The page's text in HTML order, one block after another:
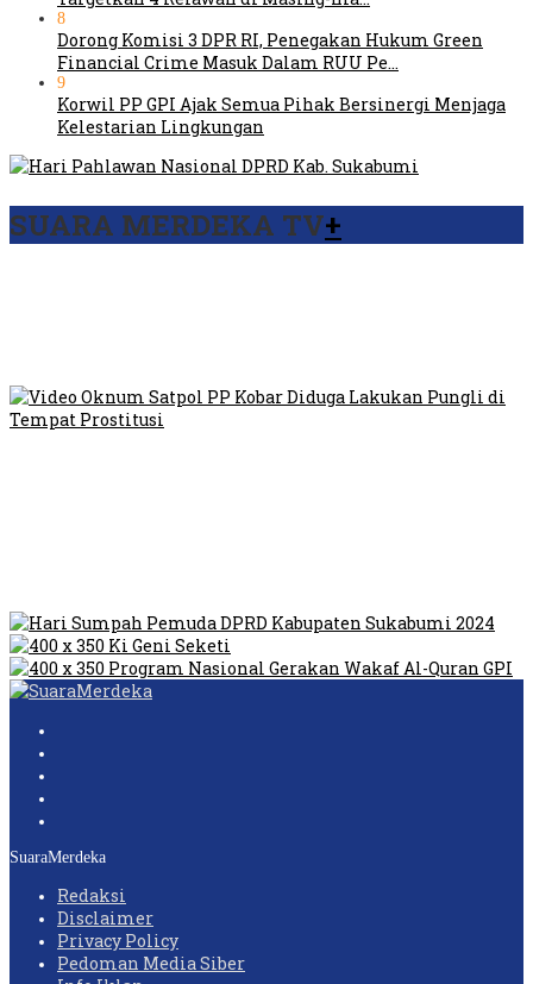
8
Dorong Komisi 3 DPR RI, Penegakan Hukum Green
Financial Crime Masuk Dalam RUU Pe…
9
Korwil PP GPI Ajak Semua Pihak Bersinergi Menjaga
Kelestarian Lingkungan
SUARA MERDEKA TV+
SuaraMerdeka
Redaksi
Disclaimer
Privacy Policy
Pedoman Media Siber